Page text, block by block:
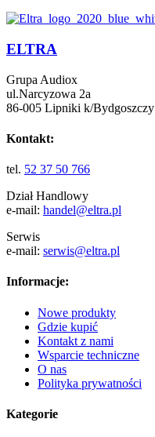
ELTRA
Grupa Audiox
ul.Narcyzowa 2a
86-005 Lipniki k/Bydgoszczy
Kontakt:
tel. 52 37 50 766
Dział Handlowy
e-mail: handel@eltra.pl
Serwis
e-mail: serwis@eltra.pl
Informacje:
Nowe produkty
Gdzie kupić
Kontakt z nami
Wsparcie techniczne
O nas
Polityka prywatności
Kategorie